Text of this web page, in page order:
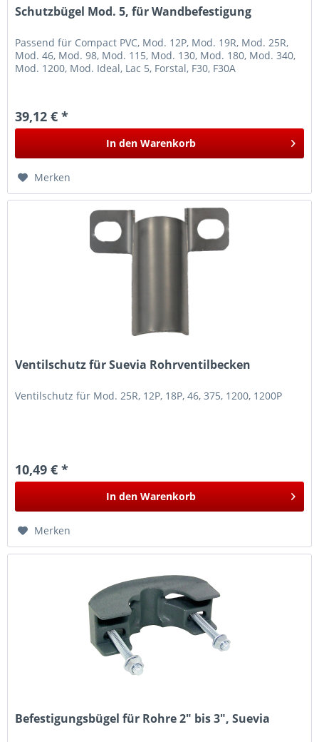
Schutzbügel Mod. 5, für Wandbefestigung
Passend für Compact PVC, Mod. 12P, Mod. 19R, Mod. 25R,
Mod. 46, Mod. 98, Mod. 115, Mod. 130, Mod. 180, Mod. 340,
Mod. 1200, Mod. Ideal, Lac 5, Forstal, F30, F30A
39,12 € *
In den Warenkorb
Merken
Ventilschutz für Suevia Rohrventilbecken
Ventilschutz für Mod. 25R, 12P, 18P, 46, 375, 1200, 1200P
10,49 € *
In den Warenkorb
Merken
Befestigungsbügel für Rohre 2" bis 3", Suevia